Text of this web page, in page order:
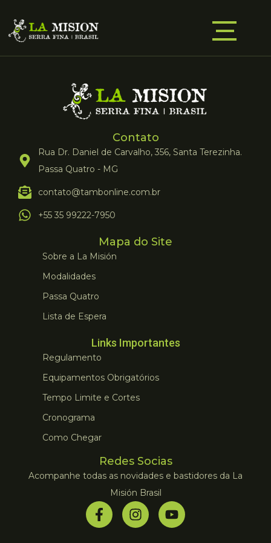
Contato
Rua Dr. Daniel de Carvalho, 356, Santa Terezinha.
Passa Quatro - MG
contato@tambonline.com.br
+55 35 99222-7950
Mapa do Site
Sobre a La Misión
Modalidades
Passa Quatro
Lista de Espera
Links Importantes
Regulamento
Equipamentos Obrigatórios
Tempo Limite e Cortes
Cronograma
Como Chegar
Redes Socias
Acompanhe todas as novidades e bastidores da La
Misión Brasil